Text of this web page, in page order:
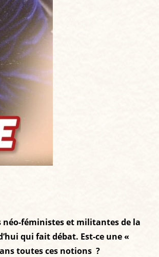
néo-féministes et militantes de la
qui fait débat. Est-ce une «
toutes ces notions ?